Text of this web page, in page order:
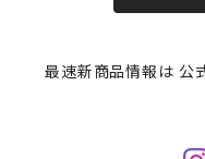
mofusand（モフサンド）
mofsand×日比谷花壇
HANAE MORI(ハナエモ
THE BEATLES(ザ・ビー
隅切り重箱
メイメイウェア
SoSo(ソソ）
最速新商品情報は 公